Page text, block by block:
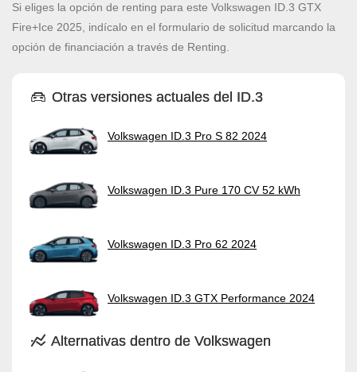
Si eliges la opción de renting para este Volkswagen ID.3 GTX
Fire+Ice 2025, indícalo en el formulario de solicitud marcando la
opción de financiación a través de Renting.
Otras versiones actuales del ID.3
Volkswagen ID.3 Pro S 82 2024
Volkswagen ID.3 Pure 170 CV 52 kWh
Volkswagen ID.3 Pro 62 2024
Volkswagen ID.3 GTX Performance 2024
Alternativas dentro de Volkswagen